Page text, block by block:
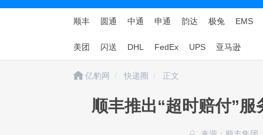
顺丰 圆通 中通 申通 韵达 极兔 EMS
美团 闪送 DHL FedEx UPS 亚马逊
亿豹网 快递圈 正文
顺丰推出“超时赔付”